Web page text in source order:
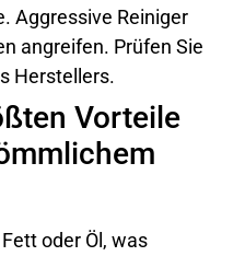
Aggressive Reiniger
angreifen. Prüfen Sie
Herstellers.
Vorteile
oder Öl, was